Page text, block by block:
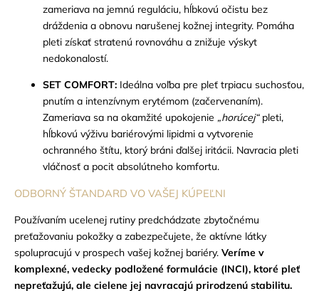
zameriava na jemnú reguláciu, hĺbkovú očistu bez
dráždenia a obnovu narušenej kožnej integrity. Pomáha
pleti získať stratenú rovnováhu a znižuje výskyt
nedokonalostí.
SET COMFORT: Ideálna voľba pre pleť trpiacu suchosťou,
pnutím a intenzívnym erytémom (začervenaním).
Zameriava sa na okamžité upokojenie „horúcej“pleti,
hĺbkovú výživu bariérovými lipidmi a vytvorenie
ochranného štítu, ktorý bráni ďalšej iritácii. Navracia pleti
vláčnosť a pocit absolútneho komfortu.
ODBORNÝ ŠTANDARD VO VAŠEJ KÚPEĽNI
Používaním ucelenej rutiny predchádzate zbytočnému
preťažovaniu pokožky a zabezpečujete, že aktívne látky
spolupracujú v prospech vašej kožnej bariéry. Veríme v
komplexné, vedecky podložené formulácie (INCI), ktoré pleť
nepreťažujú, ale cielene jej navracajú prirodzenú stabilitu.